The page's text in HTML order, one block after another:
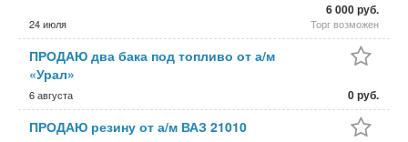
24 июля
6 000 руб.
Торг возможен
ПРОДАЮ два бака под топливо от а/м
«Урал»
6 августа 0 руб.
ПРОДАЮ резину от а/м ВАЗ 21010